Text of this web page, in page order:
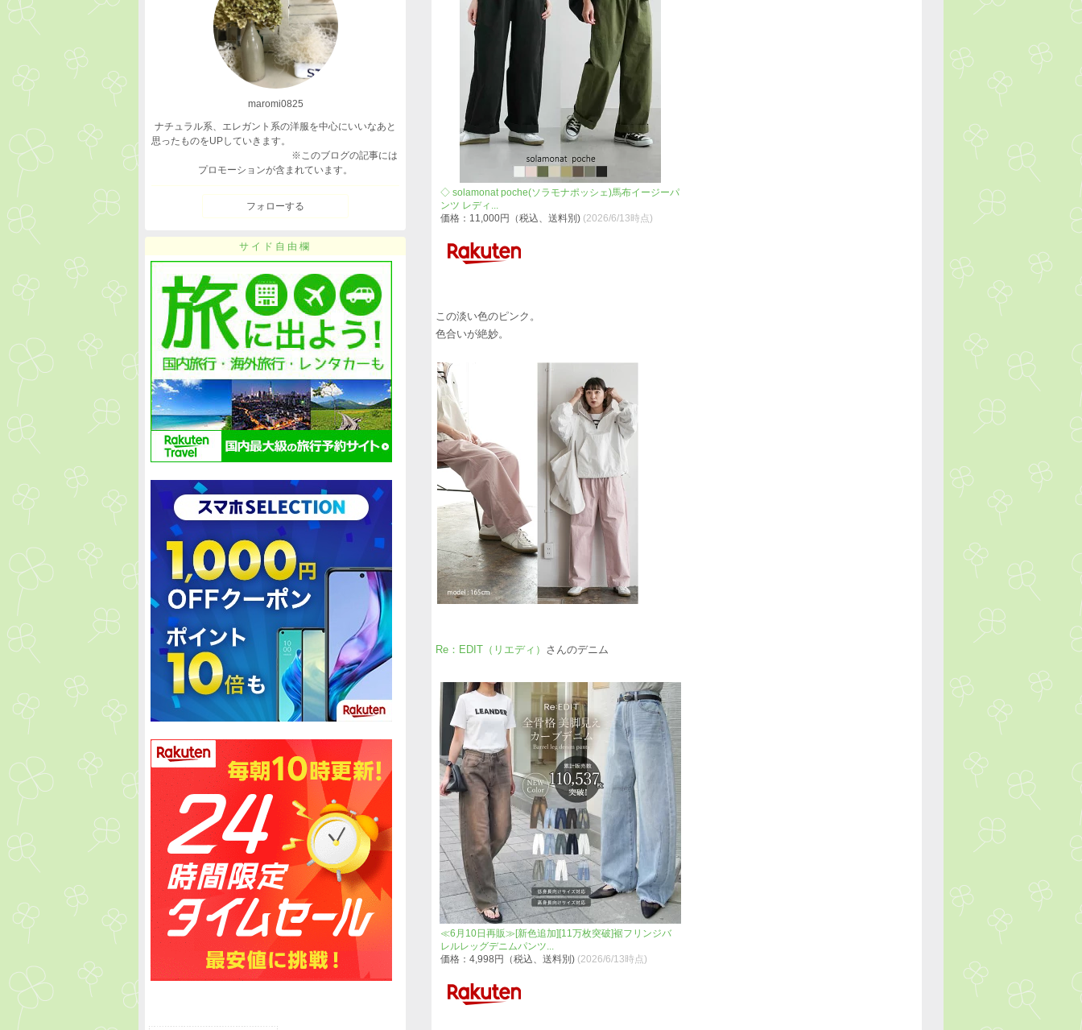
maromi0825
ナチュラル系、エレガント系の洋服を中心にいいなあと
思ったものをUPしていきます。
※このブログの記事には
プロモーションが含まれています。
フォローする
サイド自由欄
◇ solamonat poche(ソラモナポッシェ)馬布イージーパ
ンツ レディ...
価格：11,000円（税込、送料別) (2026/6/13時点)
この淡い色のピンク。
色合いが絶妙。
Re：EDIT（リエディ） さんのデニム
≪6月10日再販≫[新色追加][11万枚突破]裾フリンジバ
レルレッグデニムパンツ...
価格：4,998円（税込、送料別) (2026/6/13時点)